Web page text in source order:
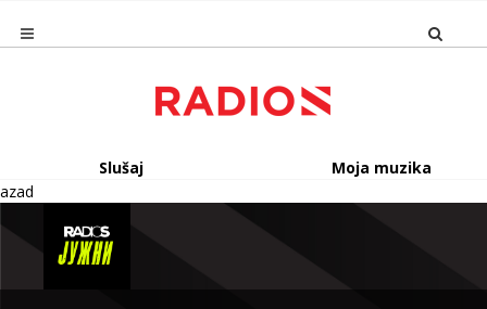
Slušaj
Moja muzika